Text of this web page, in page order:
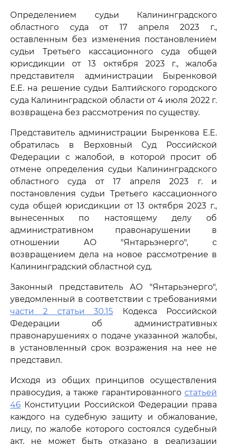
Определением судьи Калининградского
областного суда от 17 апреля 2023 г.,
оставленным без изменения постановлением
судьи Третьего кассационного суда общей
юрисдикции от 13 октября 2023 г., жалоба
представителя администрации Быренковой
Е.Е. на решение судьи Балтийского городского
суда Калининградской области от 4 июля 2022 г.
возвращена без рассмотрения по существу.
Представитель администрации Быренкова Е.Е.
обратилась в Верховный Суд Российской
Федерации с жалобой, в которой просит об
отмене определения судьи Калининградского
областного суда от 17 апреля 2023 г. и
постановления судьи Третьего кассационного
суда общей юрисдикции от 13 октября 2023 г.,
вынесенных по настоящему делу об
административном правонарушении в
отношении АО "Янтарьэнерго", с
возвращением дела на новое рассмотрение в
Калининградский областной суд.
Законный представитель АО "Янтарьэнерго",
уведомленный в соответствии с требованиями
части 2 статьи 30.15 Кодекса Российской
Федерации об административных
правонарушениях о подаче указанной жалобы,
в установленный срок возражения на нее не
представил.
Исходя из общих принципов осуществления
правосудия, а также гарантированного статьей
46 Конституции Российской Федерации права
каждого на судебную защиту и обжалование,
лицу, по жалобе которого состоялся судебный
акт, не может быть отказано в реализации